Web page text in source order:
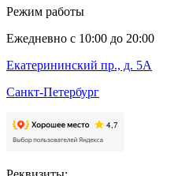
Режим работы
Ежедневно с 10:00 до 20:00
Екатерининский пр., д. 5А
Санкт-Петербург